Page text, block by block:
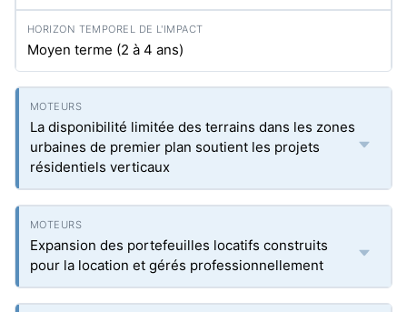
Moyen terme (2 à 4 ans)
La disponibilité limitée des terrains dans les zones
urbaines de premier plan soutient les projets
résidentiels verticaux
Expansion des portefeuilles locatifs construits
pour la location et gérés professionnellement